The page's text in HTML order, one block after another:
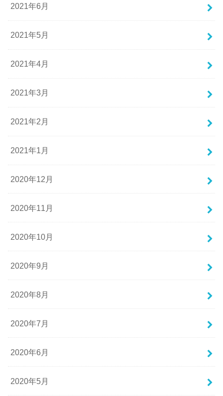
2021年6月
2021年5月
2021年4月
2021年3月
2021年2月
2021年1月
2020年12月
2020年11月
2020年10月
2020年9月
2020年8月
2020年7月
2020年6月
2020年5月